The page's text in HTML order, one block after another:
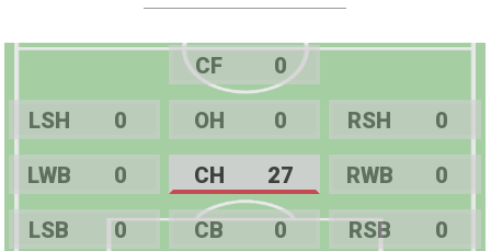
CF 0
LSH 0 OH 0 RSH 0
LWB 0 CH 27 RWB 0
LSB 0 CB 0 RSB 0